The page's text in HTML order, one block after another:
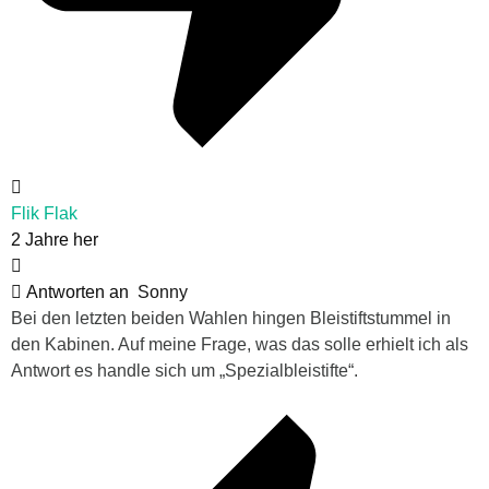
Flik Flak
2 Jahre her
Antworten an Sonny
Bei den letzten beiden Wahlen hingen Bleistiftstummel in
den Kabinen. Auf meine Frage, was das solle erhielt ich als
Antwort es handle sich um „Spezialbleistifte“.